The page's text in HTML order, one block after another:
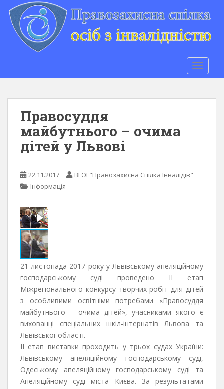
Правосуддя
майбутнього – очима
дітей у Львові
22.11.2017
ВГОІ "Правозахисна Спілка Інвалідів"
Інформація
21 листопада 2017 року у Львівському апеляційному
господарському суді проведено ІІ етап
Міжрегіонального конкурсу творчих робіт для дітей
з особливими освітніми потребами «Правосуддя
майбутнього – очима дітей», учасниками якого є
вихованці спеціальних шкіл-інтернатів Львова та
Львівської області.
II етап виставки проходить у трьох судах України:
Львівському апеляційному господарському суді,
Одеському апеляційному господарському суді та
Апеляційному суді міста Києва. За результатами